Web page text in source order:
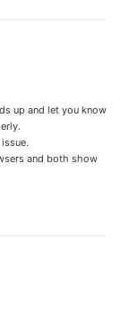
up and let you know
and both show